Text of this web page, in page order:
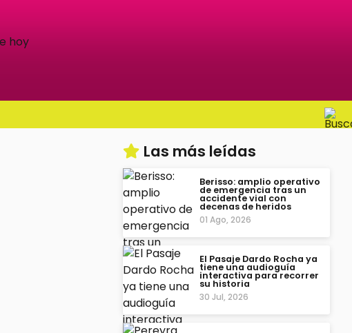
Las más leídas
Berisso: amplio operativo
de emergencia tras un
accidente vial con
decenas de heridos
01 Ago, 2026
El Pasaje Dardo Rocha ya
tiene una audioguía
interactiva para recorrer
su historia
30 Jul, 2026